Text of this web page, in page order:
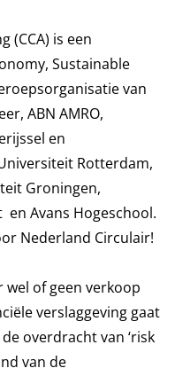
(CCA) is een
Sustainable
van
ABN AMRO,
en
Rotterdam,
Groningen,
Avans Hogeschool.
Nederland Circulair!
wel of geen verkoop
verslaggeving gaat
overdracht van ‘risk
van de